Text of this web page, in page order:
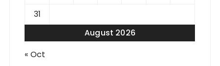
August 2026
31
« Oct